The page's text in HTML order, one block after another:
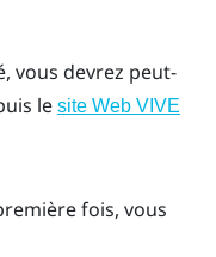
vous devrez peut-
le site Web VIVE
fois, vous